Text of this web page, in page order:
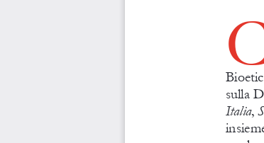
c
sulla
Italia ,